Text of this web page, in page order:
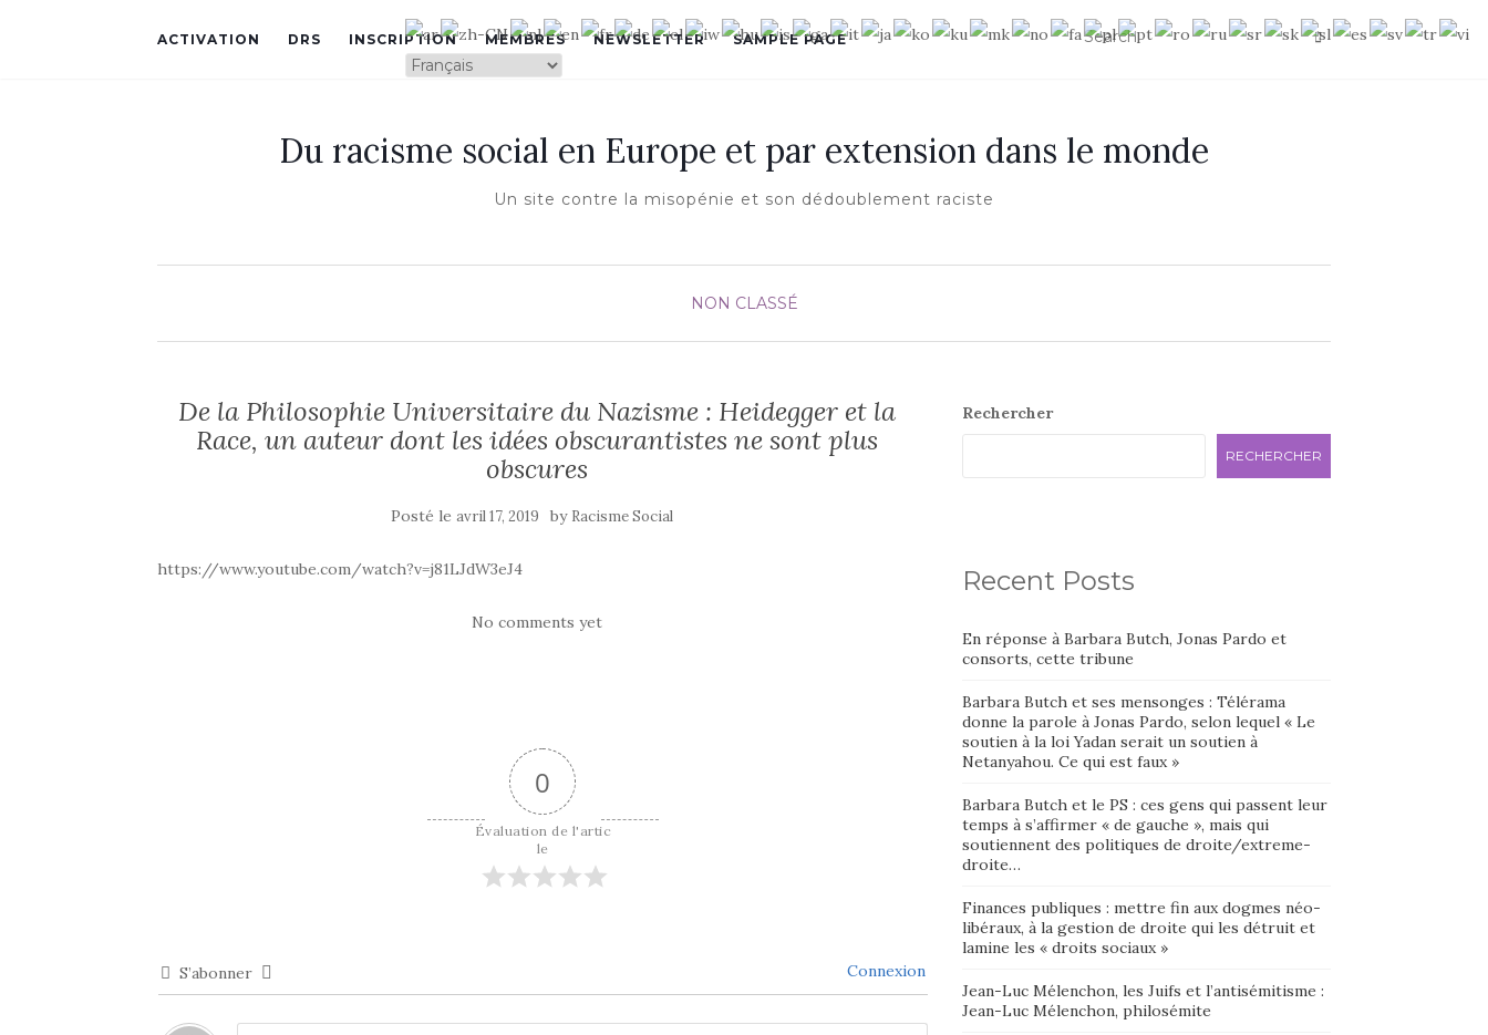
ACTIVATION DRS INSCRIPTION MEMBRES NEWSLETTER SAMPLE PAGE
Du racisme social en Europe et par extension dans le monde
Un site contre la misopénie et son dédoublement raciste
NON CLASSÉ
De la Philosophie Universitaire du Nazisme : Heidegger et la
Race, un auteur dont les idées obscurantistes ne sont plus
obscures
Posté le avril 17, 2019 by Racisme Social
https://www.youtube.com/watch?v=j81LJdW3eJ4
No comments yet
0
Évaluation de l'artic
le
S’abonner Connexion
Rechercher
RECHERCHER
Recent Posts
En réponse à Barbara Butch, Jonas Pardo et
consorts, cette tribune
Barbara Butch et ses mensonges : Télérama
donne la parole à Jonas Pardo, selon lequel « Le
soutien à la loi Yadan serait un soutien à
Netanyahou. Ce qui est faux »
Barbara Butch et le PS : ces gens qui passent leur
temps à s’affirmer « de gauche », mais qui
soutiennent des politiques de droite/extreme-
droite…
Finances publiques : mettre fin aux dogmes néo-
libéraux, à la gestion de droite qui les détruit et
lamine les « droits sociaux »
Jean-Luc Mélenchon, les Juifs et l’antisémitisme :
Jean-Luc Mélenchon, philosémite